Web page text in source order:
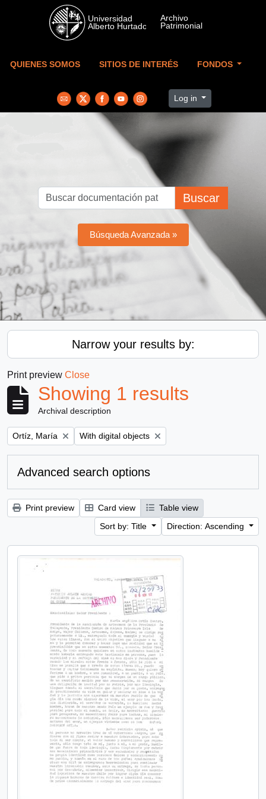
Skip to main content
QUIENES SOMOS SITIOS DE INTERÉS FONDOS
Log in
Buscar
Búsqueda Avanzada »
Narrow your results by:
Print preview Close
Showing 1 results
Archival description
Remove filter:
Ortíz, María Remove filter:
With digital objects
Advanced search options
Print preview Card view
Table view
Sort by: Title
Direction: Ascending